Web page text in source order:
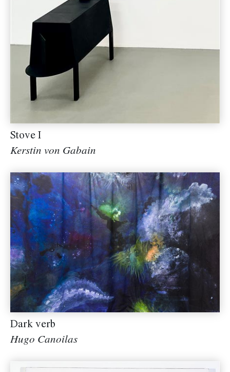
Stove I
Kerstin von Gabain
Dark verb
Hugo Canoilas